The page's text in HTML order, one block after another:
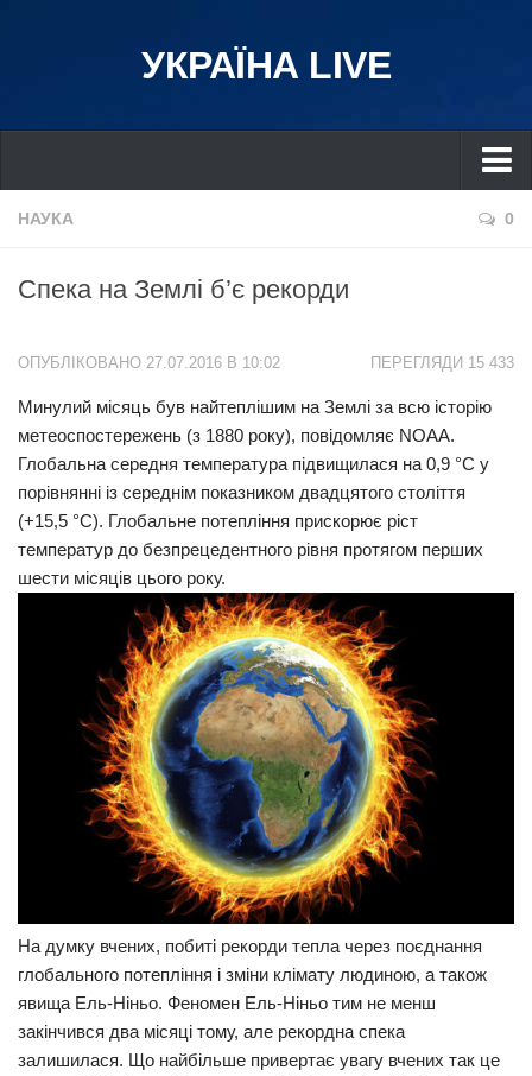
УКРАЇНА LIVE
Україна
Дніпро
Івано-Франківськ
Харків
Одеса
Схід
Прикарпаття
Наука
Технології
Привітання
Здоров’я
Події
Кримінал
НАУКА 0
Спека на Землі б’є рекорди
ПЕРЕГЛЯДИ 15 433
ОПУБЛІКОВАНО 27.07.2016 В 10:02
Минулий місяць був найтеплішим на Землі за всю історію
метеоспостережень (з 1880 року), повідомляє NOAA.
Глобальна середня температура підвищилася на 0,9 °С у
порівнянні із середнім показником двадцятого століття
(+15,5 °С). Глобальне потепління прискорює ріст
температур до безпрецедентного рівня протягом перших
шести місяців цього року.
На думку вчених, побиті рекорди тепла через поєднання
глобального потепління і зміни клімату людиною, а також
явища Ель-Ніньо. Феномен Ель-Ніньо тим не менш
закінчився два місяці тому, але рекордна спека
залишилася. Що найбільше привертає увагу вчених так це